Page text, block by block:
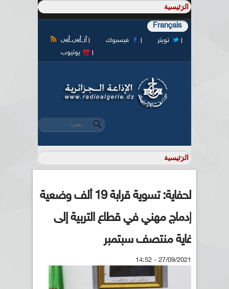
Français
آر أس أس فيسبوك
تويتر
يوتيوب
استمارة البحث
‏بحث ‏
لحفاية: تسوية قرابة 19 ألف وضعية
إدماج مهني في قطاع التربية إلى
غاية منتصف سبتمبر
27/09/2021 - 14:52